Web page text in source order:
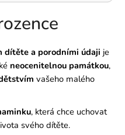
dítěte a porodními údaji je
neocenitelnou památkou,
vašeho malého
, která chce uchovat
svého dítěte.